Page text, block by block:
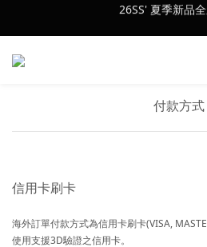
會員訂單滿$2500
會員訂單滿$2500
付款方式
信用卡刷卡
海外訂單付款方式為信用卡刷卡(VISA,
使用支援3D驗證之信用卡。